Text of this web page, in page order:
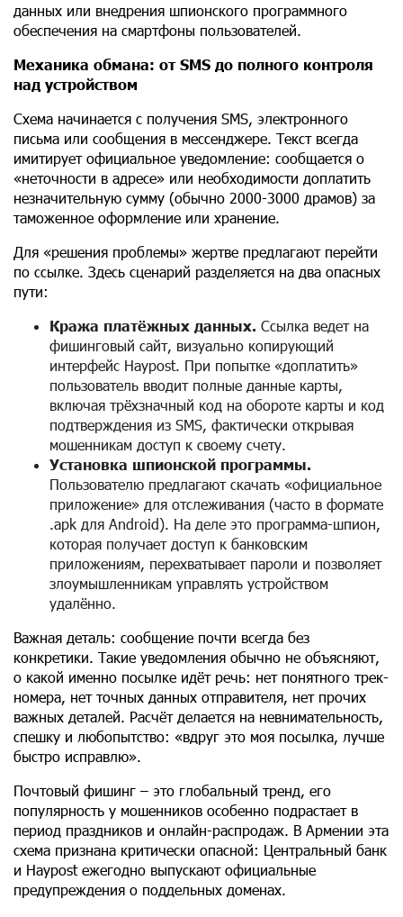
данных или внедрения шпионского программного
обеспечения на смартфоны пользователей.
Механика обмана: от SMS до полного контроля
над устройством
Схема начинается с получения SMS, электронного
письма или сообщения в мессенджере. Текст всегда
имитирует официальное уведомление: сообщается о
«неточности в адресе» или необходимости доплатить
незначительную сумму (обычно 2000-3000 драмов) за
таможенное оформление или хранение.
Для «решения проблемы» жертве предлагают перейти
по ссылке. Здесь сценарий разделяется на два опасных
пути:
Кража платёжных данных. Ссылка ведет на
фишинговый сайт, визуально копирующий
интерфейс Haypost. При попытке «доплатить»
пользователь вводит полные данные карты,
включая трёхзначный код на обороте карты и код
подтверждения из SMS, фактически открывая
мошенникам доступ к своему счету.
Установка шпионской программы.
Пользователю предлагают скачать «официальное
приложение» для отслеживания (часто в формате
.apk для Android). На деле это программа-шпион,
которая получает доступ к банковским
приложениям, перехватывает пароли и позволяет
злоумышленникам управлять устройством
удалённо.
Важная деталь: сообщение почти всегда без
конкретики. Такие уведомления обычно не объясняют,
о какой именно посылке идёт речь: нет понятного трек-
номера, нет точных данных отправителя, нет прочих
важных деталей. Расчёт делается на невнимательность,
спешку и любопытство: «вдруг это моя посылка, лучше
быстро исправлю».
Почтовый фишинг – это глобальный тренд, его
популярность у мошенников особенно подрастает в
период праздников и онлайн-распродаж. В Армении эта
схема признана критически опасной: Центральный банк
и Haypost ежегодно выпускают официальные
предупреждения о поддельных доменах.